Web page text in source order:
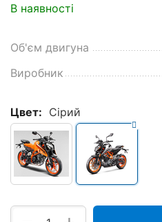
В наявності
Об'єм двигуна
Виробник
Цвет: Сірий